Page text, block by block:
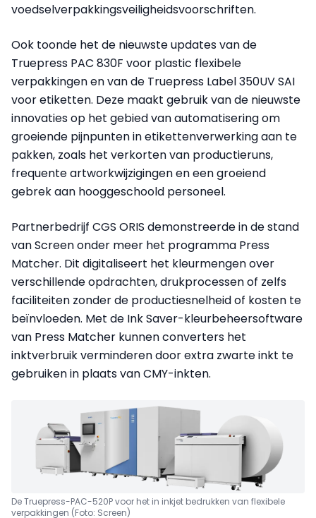
voedselverpakkingsveiligheidsvoorschriften.
Ook toonde het de nieuwste updates van de
Truepress PAC 830F voor plastic flexibele
verpakkingen en van de Truepress Label 350UV SAI
voor etiketten. Deze maakt gebruik van de nieuwste
innovaties op het gebied van automatisering om
groeiende pijnpunten in etikettenverwerking aan te
pakken, zoals het verkorten van productieruns,
frequente artworkwijzigingen en een groeiend
gebrek aan hooggeschoold personeel.
Partnerbedrijf CGS ORIS demonstreerde in de stand
van Screen onder meer het programma Press
Matcher. Dit digitaliseert het kleurmengen over
verschillende opdrachten, drukprocessen of zelfs
faciliteiten zonder de productiesnelheid of kosten te
beïnvloeden. Met de Ink Saver-kleurbeheersoftware
van Press Matcher kunnen converters het
inktverbruik verminderen door extra zwarte inkt te
gebruiken in plaats van CMY-inkten.
De Truepress-PAC-520P voor het in inkjet bedrukken van flexibele
verpakkingen (Foto: Screen)